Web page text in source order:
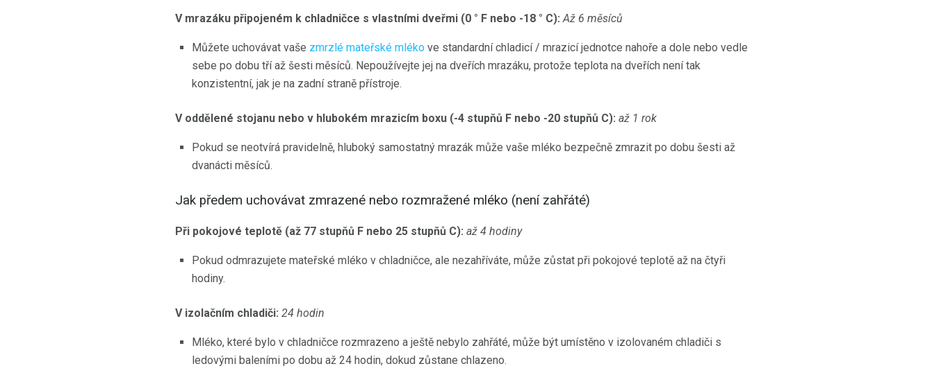
V mrazáku připojeném k chladničce s vlastními dveřmi (0 ° F nebo -18 ° C): Až 6 měsíců
Můžete uchovávat vaše zmrzlé mateřské mléko ve standardní chladicí / mrazicí jednotce nahoře a dole nebo vedle
sebe po dobu tří až šesti měsíců. Nepoužívejte jej na dveřích mrazáku, protože teplota na dveřích není tak
konzistentní, jak je na zadní straně přístroje.
V oddělené stojanu nebo v hlubokém mrazicím boxu (-4 stupňů F nebo -20 stupňů C): až 1 rok
Pokud se neotvírá pravidelně, hluboký samostatný mrazák může vaše mléko bezpečně zmrazit po dobu šesti až
dvanácti měsíců.
Jak předem uchovávat zmrazené nebo rozmražené mléko (není zahřáté)
Při pokojové teplotě (až 77 stupňů F nebo 25 stupňů C): až 4 hodiny
Pokud odmrazujete mateřské mléko v chladničce, ale nezahříváte, může zůstat při pokojové teplotě až na čtyři
hodiny.
V izolačním chladiči: 24 hodin
Mléko, které bylo v chladničce rozmrazeno a ještě nebylo zahřáté, může být umístěno v izolovaném chladiči s
ledovými baleními po dobu až 24 hodin, dokud zůstane chlazeno.